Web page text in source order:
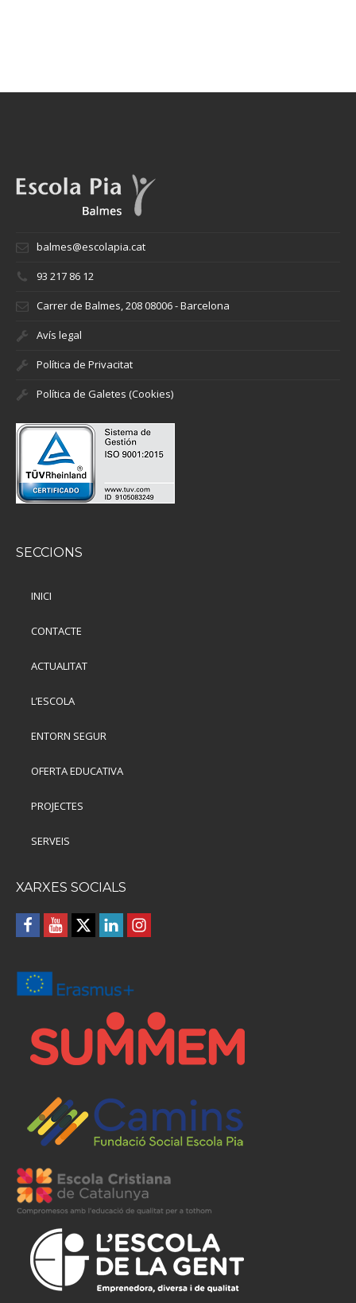
balmes@escolapia.cat
93 217 86 12
Carrer de Balmes, 208 08006 - Barcelona
Avís legal
Política de Privacitat
Política de Galetes (Cookies)
SECCIONS
INICI
CONTACTE
ACTUALITAT
L’ESCOLA
ENTORN SEGUR
OFERTA EDUCATIVA
PROJECTES
SERVEIS
XARXES SOCIALS